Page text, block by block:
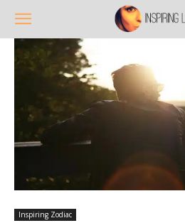
Inspiring Zodiac